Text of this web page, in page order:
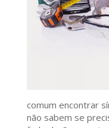
comum encontrar
não sabem se